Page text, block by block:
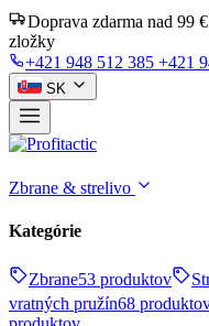
Doprava zdarma nad 99 €
zložky
+421 948 512 385 +421
SK
Zbrane & strelivo
Kategórie
Zbrane53 produktov
vratných pružín68